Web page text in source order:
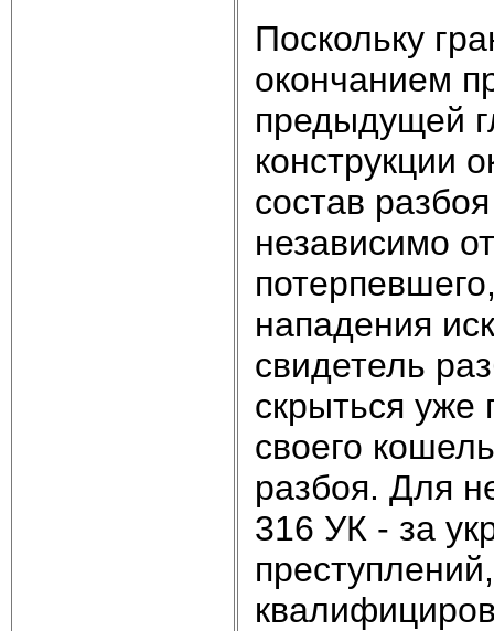
Поскольку
окончанием
предыдущей
конструкции
состав
независимо
нападения
свидетель
скрыться уже
своего
разбоя. Для
316 УК - за